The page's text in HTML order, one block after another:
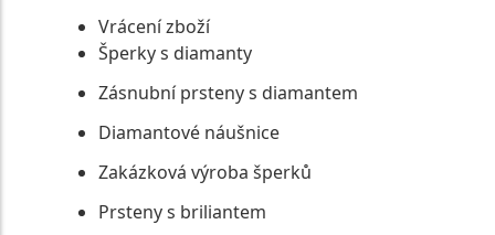
Vrácení zboží
Šperky s diamanty
Zásnubní prsteny s diamantem
Diamantové náušnice
Zakázková výroba šperků
Prsteny s briliantem